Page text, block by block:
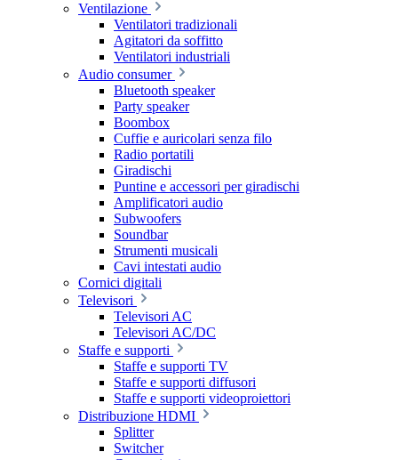
Ventilazione
Ventilatori tradizionali
Agitatori da soffitto
Ventilatori industriali
Audio consumer
Bluetooth speaker
Party speaker
Boombox
Cuffie e auricolari senza filo
Radio portatili
Giradischi
Puntine e accessori per giradischi
Amplificatori audio
Subwoofers
Soundbar
Strumenti musicali
Cavi intestati audio
Cornici digitali
Televisori
Televisori AC
Televisori AC/DC
Staffe e supporti
Staffe e supporti TV
Staffe e supporti diffusori
Staffe e supporti videoproiettori
Distribuzione HDMI
Splitter
Switcher